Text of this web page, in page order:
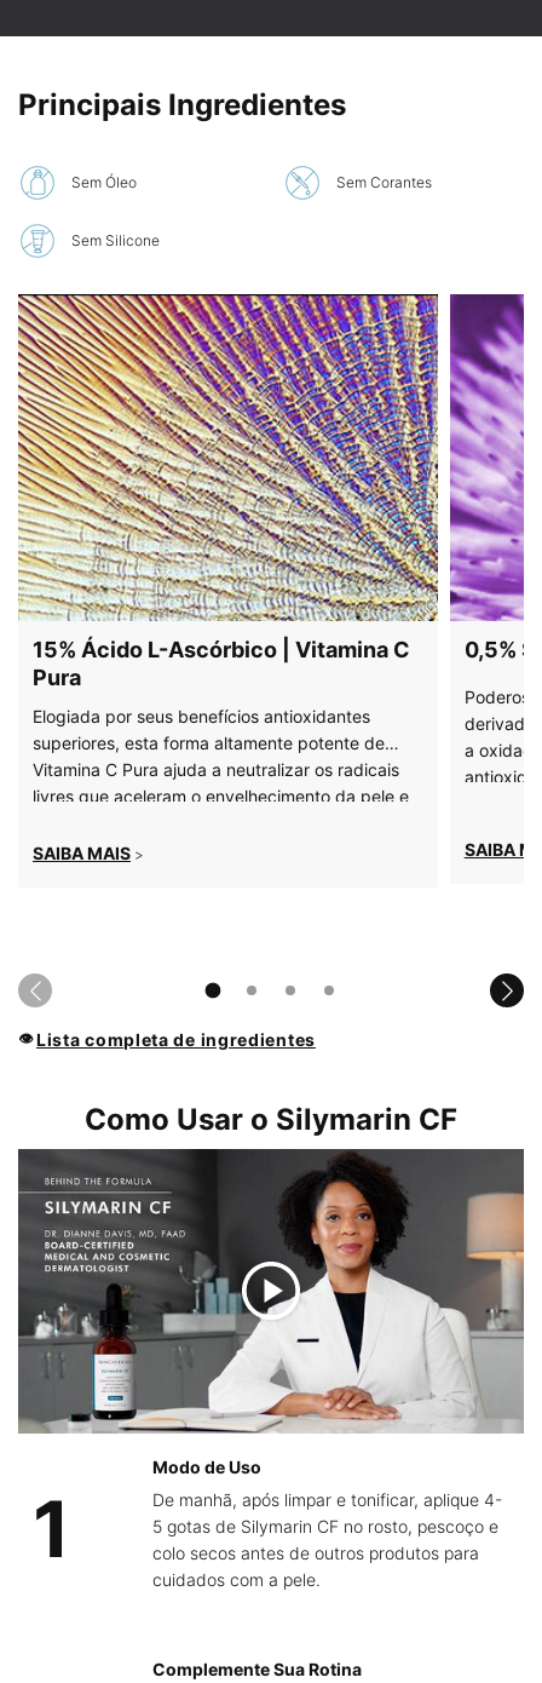
Principais Ingredientes
Sem Óleo Sem Corantes
Sem Silicone
15% Ácido L-Ascórbico | Vitamina C
Pura
Elogiada por seus benefícios antioxidantes
superiores, esta forma altamente potente de
Vitamina C Pura ajuda a neutralizar os radicais
livres que aceleram o envelhecimento da pele e
mesmo tempo em que fornece benefícios
SAIBA MAIS >
0,5%
derivado do
a
SAIBA
👁Lista completa de ingredientes
PDP Product How to Use Section
Como Usar o Silymarin CF
1
Modo de Uso
De manhã, após limpar e tonificar, aplique 4-
5 gotas de Silymarin CF no rosto, pescoço e
colo secos antes de outros produtos para
cuidados com a pele.
Complemente Sua Rotina